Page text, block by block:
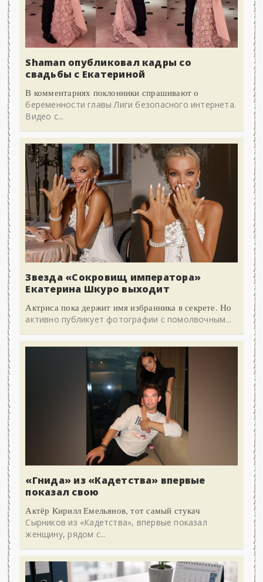
Shaman опубликовал кадры со
свадьбы с Екатериной
В комментариях поклонники спрашивают о
беременности главы Лиги безопасного интернета.
Видео с...
Звезда «Сокровищ императора»
Екатерина Шкуро выходит
Актриса пока держит имя избранника в секрете. Но
активно публикует фотографии с помолвочным...
«Гнида» из «Кадетства» впервые
показал свою
Актёр Кирилл Емельянов, тот самый стукач
Сырников из «Кадетства», впервые показал
женщину, рядом с...